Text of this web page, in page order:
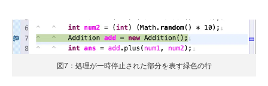
図7：処理が一時停止された部分を表す緑色の行